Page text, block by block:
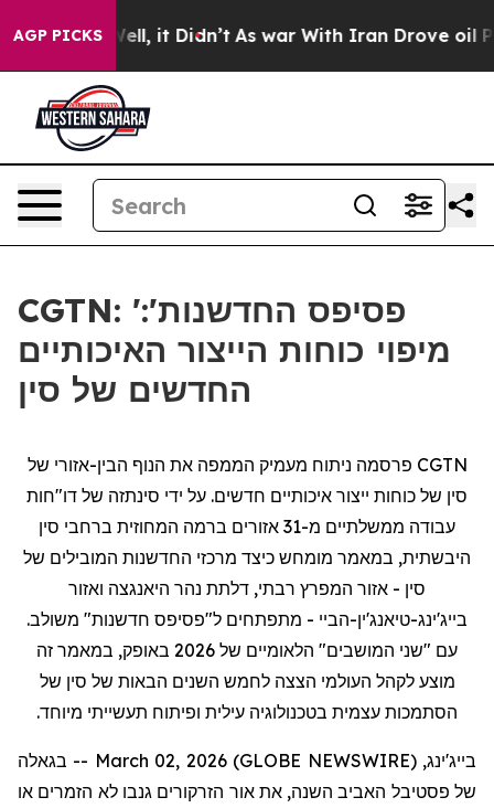
AGP PICKS
40%. Well, it Didn’t As war With Iran Drove oil
CGTN: 'פסיפס החדשנות':
מיפוי כוחות הייצור האיכותיים
החדשים של סין
CGTN פרסמה ניתוח מעמיק הממפה את הנוף הבין-אזורי של
סין של כוחות ייצור איכותיים חדשים. על ידי סינתזה של דו"חות
עבודה ממשלתיים מ-31 אזורים ברמה המחוזית ברחבי סין
היבשתית, במאמר מומחש כיצד מרכזי החדשנות המובילים של
סין - אזור המפרץ רבתי, דלתת נהר היאנגצה ואזור
בייג'ינג-טיאנג'ין-הביי - מתפתחים ל"פסיפס חדשנות" משולב.
עם "שני המושבים" הלאומיים של 2026 באופק,
במאמר זה
מוצע לקהל העולמי הצצה לחמש השנים הבאות של סין של
הסתמכות עצמית בטכנולוגיה עילית ופיתוח תעשייתי מיוחד.
בייג'ינג, March 02, 2026 (GLOBE NEWSWIRE) -- בגאלה
של פסטיבל האביב השנה, את אור הזרקורים גנבו לא הזמרים או